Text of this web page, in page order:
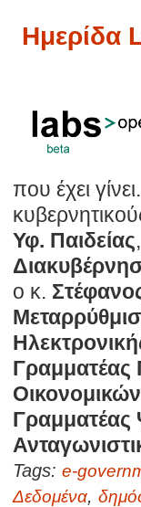
Ημερίδα
που έχει
Υφ. Παιδείας,
ο κ.
Γραμματέας
Οικονομικών
Γραμματέας
Tags: e-
Δεδομένα,